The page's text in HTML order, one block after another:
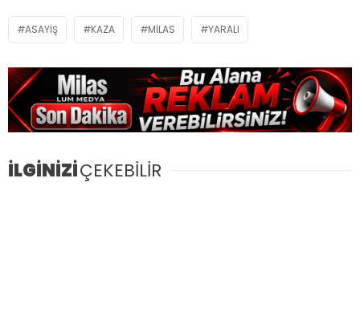
ASAYIŞ KAZA MILAS YARALI
İLGİNİZİÇEKEBİLİR